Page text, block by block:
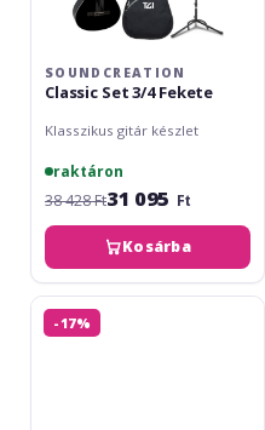
SOUNDCREATION
Classic Set 3/4 Fekete
Klasszikus gitár készlet
raktáron
38 428 Ft31 095 Ft
Kosárba
Soundcreation
Classic
-17%